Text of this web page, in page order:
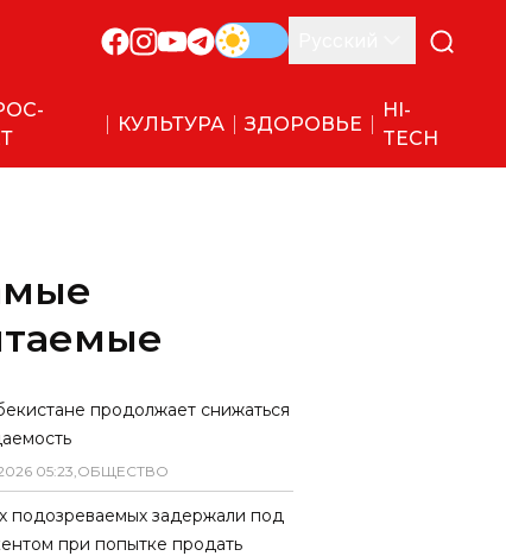
КУЛЬТУРА ЗДОРОВЬЕ
HI-
TECH
продолжает снижаться
05:23,ОБЩЕСТВО
подозреваемых задержали под
при попытке продать